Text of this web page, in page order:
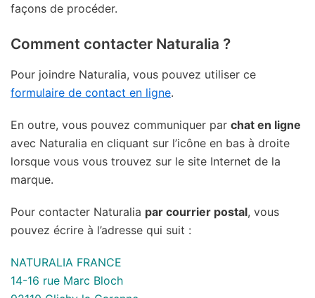
façons de procéder.
Comment contacter Naturalia ?
Pour joindre Naturalia, vous pouvez utiliser ce
formulaire de contact en ligne.
En outre, vous pouvez communiquer par chat en ligne
avec Naturalia en cliquant sur l’icône en bas à droite
lorsque vous vous trouvez sur le site Internet de la
marque.
Pour contacter Naturalia par courrier postal, vous
pouvez écrire à l’adresse qui suit :
NATURALIA FRANCE
14-16 rue Marc Bloch